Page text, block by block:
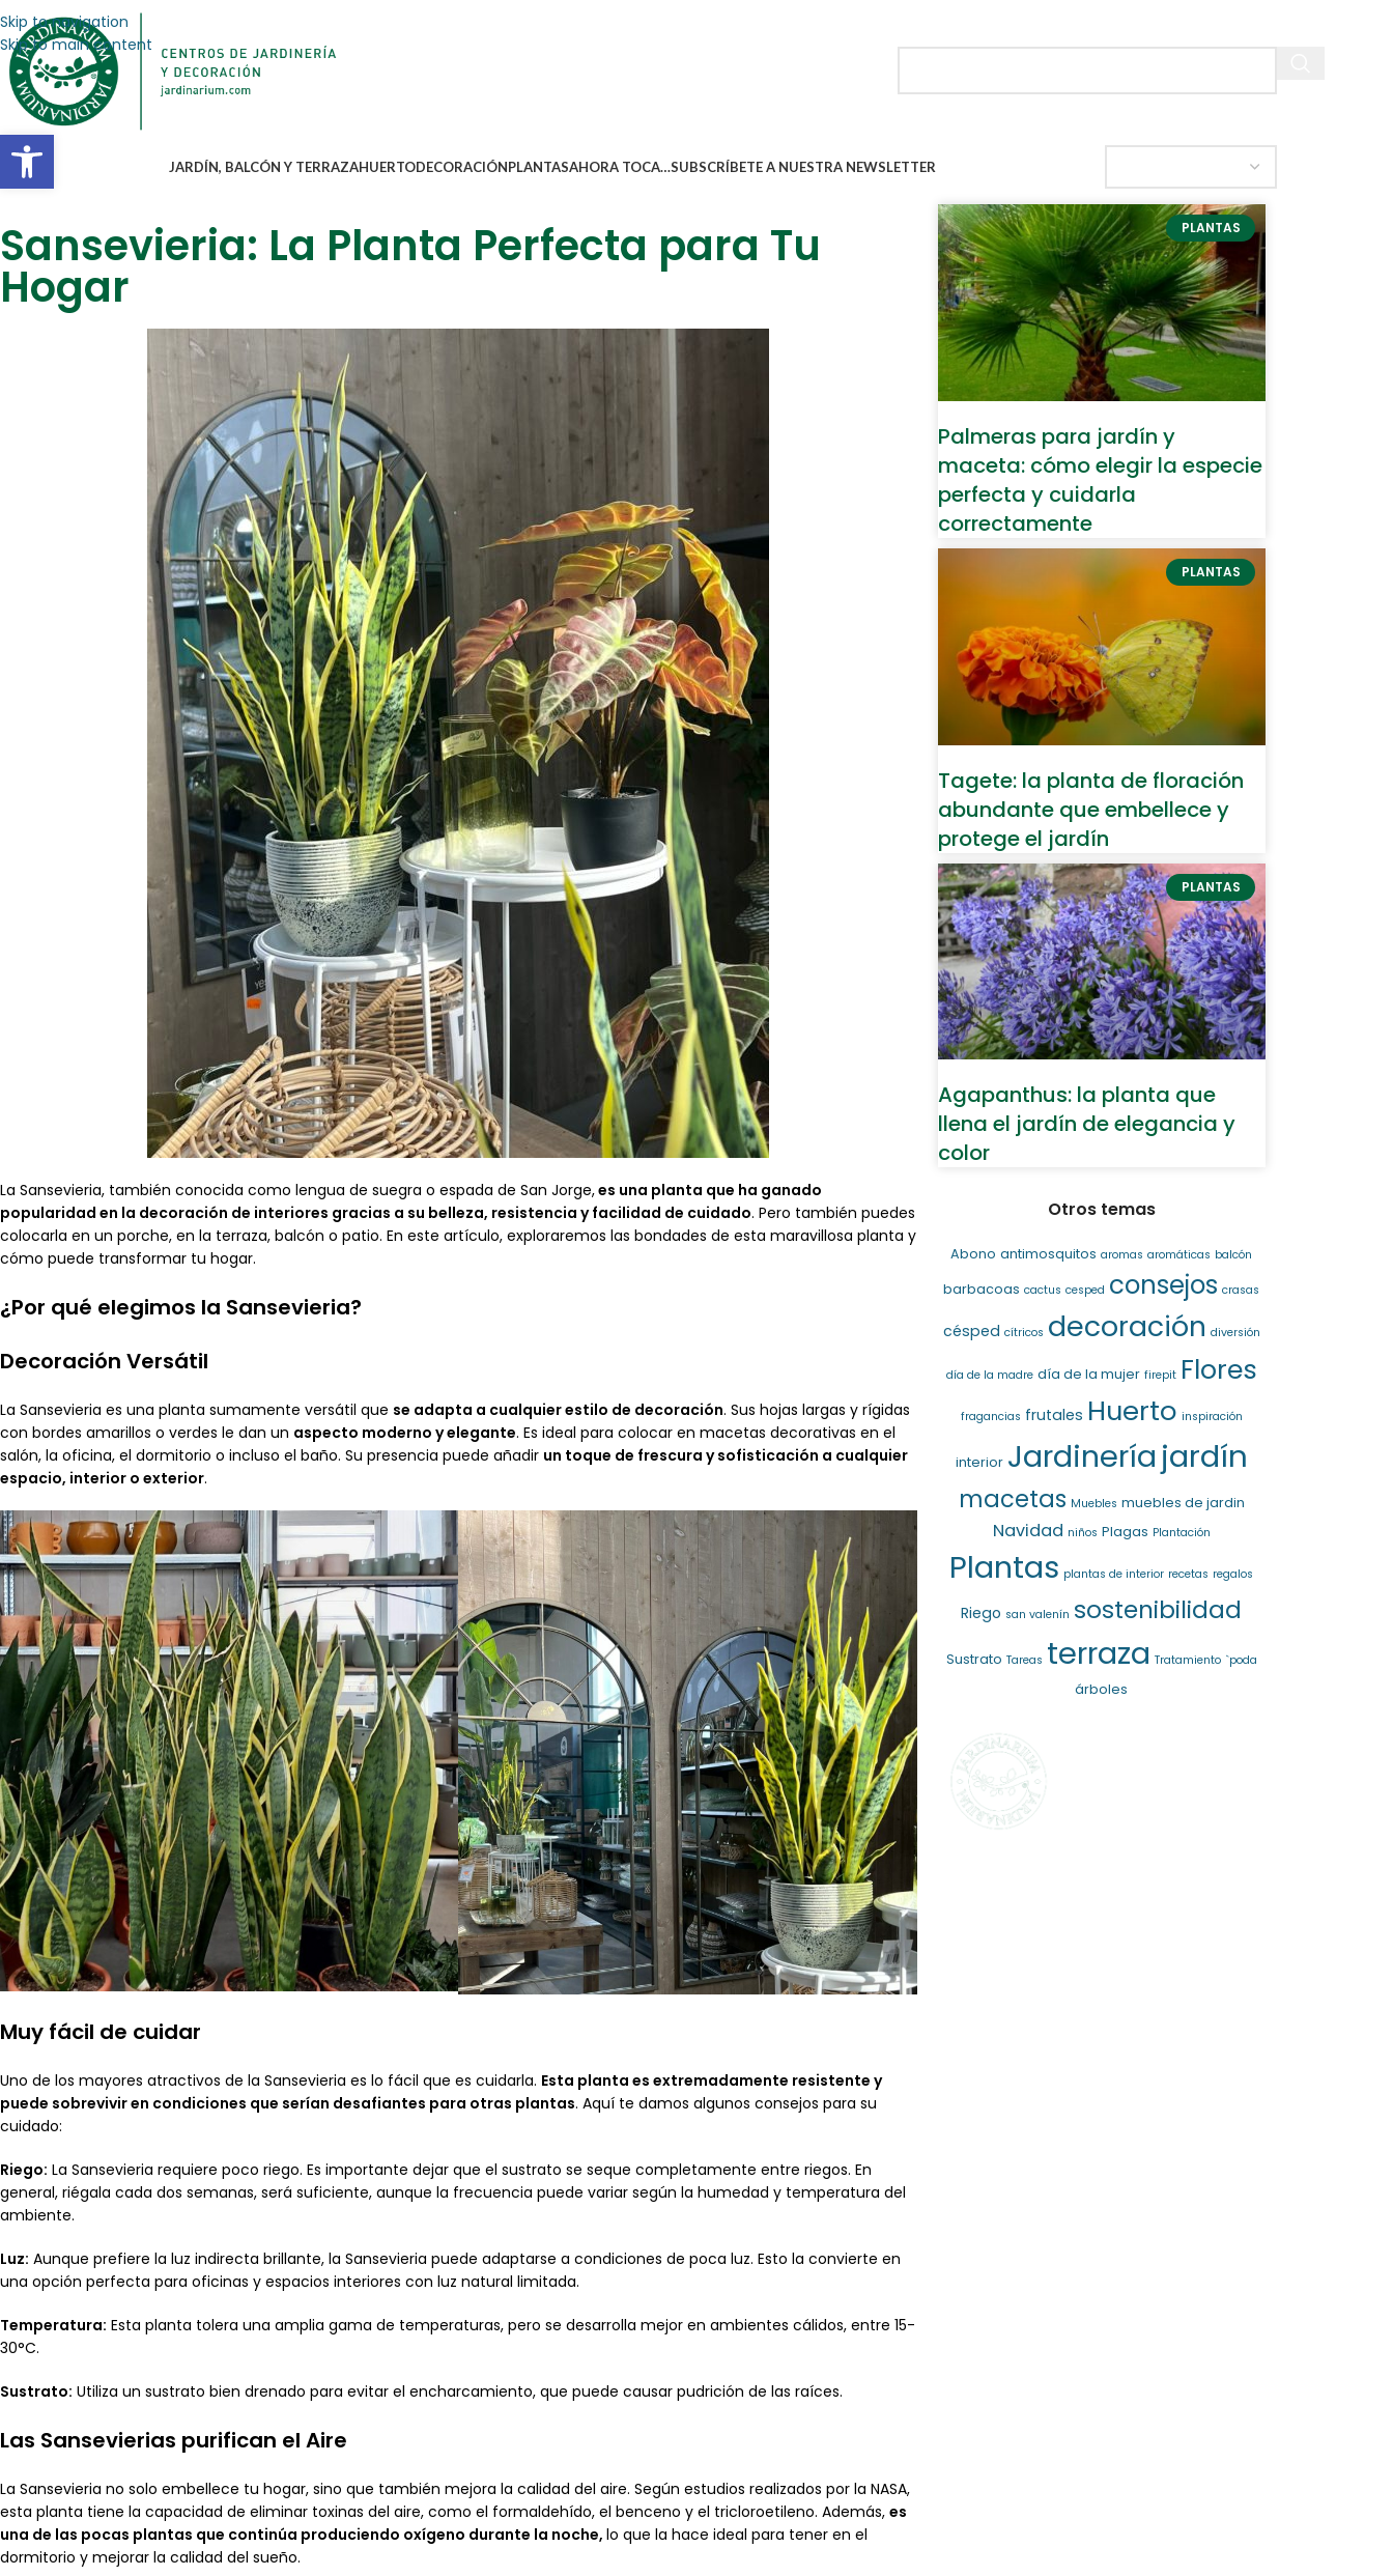
Abrir barra de herramientas
Skip to navigation
Skip to main content
JARDÍN, BALCÓN Y TERRAZAHUERTODECORACIÓNPLANTASAHORA TOCA…SUBSCRÍBETE A NUESTRA NEWSLETTER
Sansevieria: La Planta Perfecta para Tu
Hogar
La Sansevieria, también conocida como lengua de suegra o espada de San Jorge,es una planta que ha ganado
popularidad en la decoración de interiores gracias a su belleza, resistencia y facilidad de cuidado. Pero también puedes
colocarla en un porche, en la terraza, balcón o patio. En este artículo, exploraremos las bondades de esta maravillosa planta y
cómo puede transformar tu hogar.
¿Por qué elegimos la Sansevieria?
Decoración Versátil
La Sansevieria es una planta sumamente versátil que se adapta a cualquier estilo de decoración. Sus hojas largas y rígidas
con bordes amarillos o verdes le dan un aspecto moderno y elegante. Es ideal para colocar en macetas decorativas en el
salón, la oficina, el dormitorio o incluso el baño. Su presencia puede añadir un toque de frescura y sofisticación a cualquier
espacio, interior o exterior.
Muy fácil de cuidar
Uno de los mayores atractivos de la Sansevieria es lo fácil que es cuidarla. Esta planta es extremadamente resistente y
puede sobrevivir en condiciones que serían desafiantes para otras plantas. Aquí te damos algunos consejos para su
cuidado:
Riego: La Sansevieria requiere poco riego. Es importante dejar que el sustrato se seque completamente entre riegos. En
general, riégala cada dos semanas, será suficiente, aunque la frecuencia puede variar según la humedad y temperatura del
ambiente.
Luz: Aunque prefiere la luz indirecta brillante, la Sansevieria puede adaptarse a condiciones de poca luz. Esto la convierte en
una opción perfecta para oficinas y espacios interiores con luz natural limitada.
Temperatura: Esta planta tolera una amplia gama de temperaturas, pero se desarrolla mejor en ambientes cálidos, entre 15-
30°C.
Sustrato: Utiliza un sustrato bien drenado para evitar el encharcamiento, que puede causar pudrición de las raíces.
Las Sansevierias purifican el Aire
La Sansevieria no solo embellece tu hogar, sino que también mejora la calidad del aire. Según estudios realizados por la NASA,
esta planta tiene la capacidad de eliminar toxinas del aire, como el formaldehído, el benceno y el tricloroetileno. Además, es
una de las pocas plantas que continúa produciendo oxígeno durante la noche, lo que la hace ideal para tener en el
dormitorio y mejorar la calidad del sueño.
PLANTAS
Palmeras para jardín y
maceta: cómo elegir la especie
perfecta y cuidarla
correctamente
PLANTAS
Tagete: la planta de floración
abundante que embellece y
protege el jardín
PLANTAS
Agapanthus: la planta que
llena el jardín de elegancia y
color
Otros temas
Abono antimosquitos aromas aromáticas balcón
barbacoas cactus cesped consejos crasas
césped cítricos decoración diversión
día de la madre día de la mujer firepit Flores
fragancias frutales Huerto inspiración
interior Jardinería jardín
macetas Muebles muebles de jardin
Navidad niños Plagas Plantación
Plantas plantas de interior recetas regalos
Riego san valenín sostenibilidad
Sustrato Tareas terraza Tratamiento `poda
árboles